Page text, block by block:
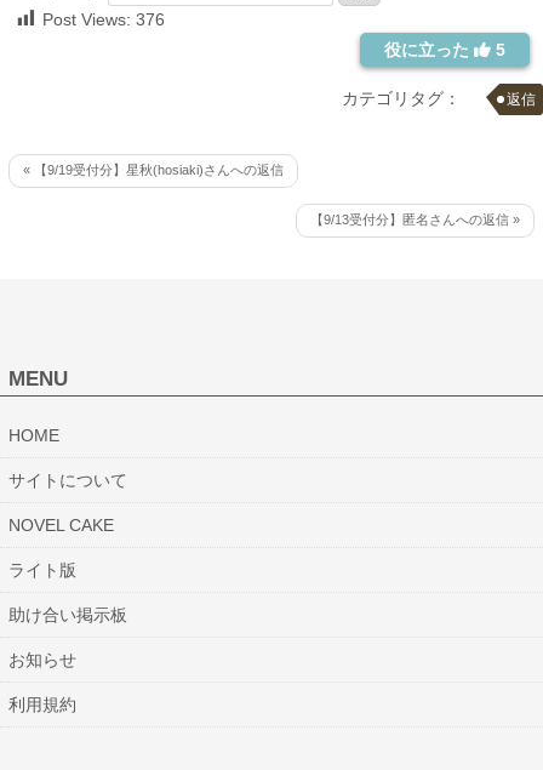
Post Views: 376
役に立った
5
カテゴリタグ： 返信
« 【9/19受付分】星秋(hosiaki)さんへの返信
【9/13受付分】匿名さんへの返信 »
MENU
HOME
サイトについて
NOVEL CAKE
ライト版
助け合い掲示板
お知らせ
利用規約